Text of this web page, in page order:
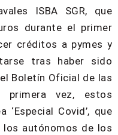
ISBA SGR, que
durante el primer
créditos a pymes y
tras haber sido
Boletín Oficial de las
primera vez, estos
Covid’, que
los autónomos de los